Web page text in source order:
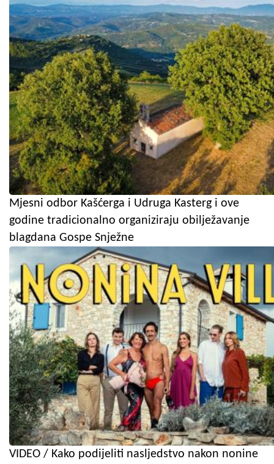
Mjesni odbor Kašćerga i Udruga Kasterg i ove
godine tradicionalno organiziraju obilježavanje
blagdana Gospe Snježne
VIDEO / Kako podijeliti nasljedstvo nakon nonine